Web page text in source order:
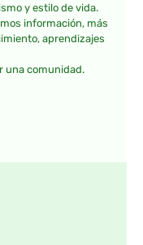
y estilo de vida.
información, más
aprendizajes
una comunidad.